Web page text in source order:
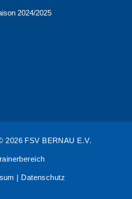
2024/2025
2026 FSV BERNAU E.V.
| Datenschutz